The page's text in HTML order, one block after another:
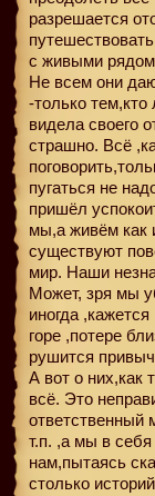
разрешается
с живыми рядом
Не всем они
-только тем,кто
видела своего
страшно. Всё
пугаться не
пришёл
мы,а живём как
существуют
мир. Наши
Может, зря мы
иногда
горе ,потере
рушится
А вот о них,как
всё. Это
ответственный
т.п. ,а мы в
нам,пытаясь
столько